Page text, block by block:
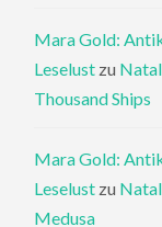
Mara Gold:
Leselust zu
Thousand Ships
Mara Gold:
Leselust zu
Medusa